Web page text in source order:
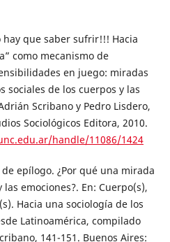
hay que saber sufrir!!! Hacia
como mecanismo de
en juego: miradas
sociales de los cuerpos y las
Scribano y Pedro Lisdero,
Sociológicos Editora, 2010.
handle/11086/1424
epílogo. ¿Por qué una mirada
emociones?. En: Cuerpo(s),
Hacia una sociología de los
Latinoamérica, compilado
141-151. Buenos Aires: